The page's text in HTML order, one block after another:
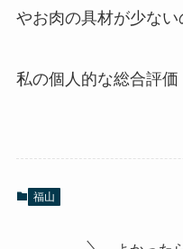
やお肉の具材が少ない
私の個人的な総合評価
福山